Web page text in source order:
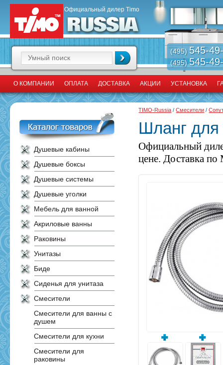
Официальный дилер Timo
(495) 545-
(495)545-
О КОМПАНИИ ОПЛАТА ДОСТАВКА АКЦИИ УСТАНОВКА
Душевые кабины
Душевые боксы
Душевые системы
Душевые уголки
Мебель для ванной
Акриловые ванны
Раковины
Унитазы
Биде
Сиденья для унитаза
Смесители
Смесители для ванны с
душем
Смесители для кухни
Смесители для
раковины
TIMO-Russia /Смесители /
Шланг
Официальный
цене. Доставка